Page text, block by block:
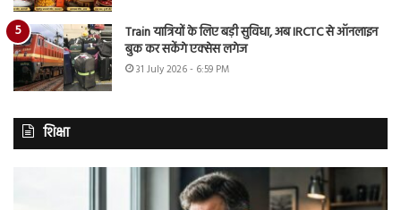
Train यात्रियों के लिए बड़ी सुविधा, अब IRCTC से ऑनलाइन
बुक कर सकेंगे एक्सेस लगेज
31 July 2026 - 6:59 PM
शिक्षा